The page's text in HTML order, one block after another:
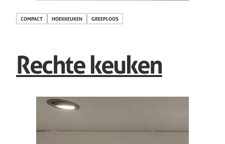
COMPACT HOEKKEUKEN GREEPLOOS
Rechte keuken